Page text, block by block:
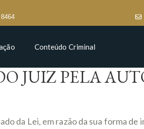
Conteúdo Criminal
JUIZ PELA
Lei, em razão da sua forma de